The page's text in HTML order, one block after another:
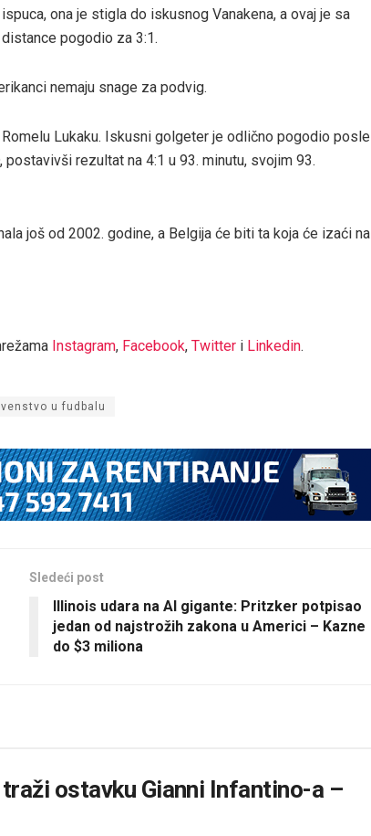
ispuca, ona je stigla do iskusnog Vanakena, a ovaj je sa
distance pogodio za 3:1.
nemaju snage za podvig.
Lukaku. Iskusni golgeter je odlično pogodio posle
rezultat na 4:1 u 93. minutu, svojim 93.
još od 2002. godine, a Belgija će biti ta koja će izaći na
Instagram, Facebook, Twitter i Linkedin.
u fudbalu
Sledeći post
Illinois udara na AI gigante: Pritzker potpisao
jedan od najstrožih zakona u Americi – Kazne
do $3 miliona
ostavku Gianni Infantino-a –